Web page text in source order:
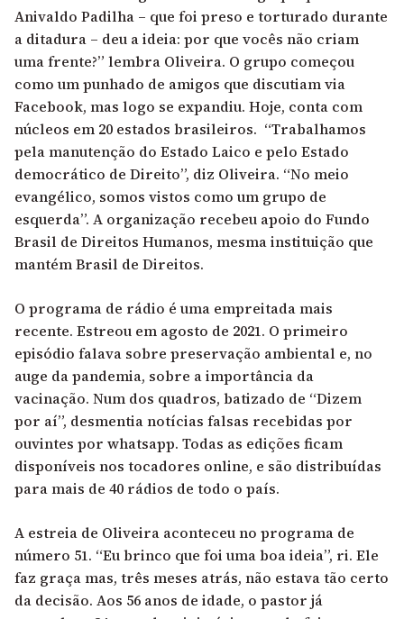
Anivaldo Padilha – que foi preso e torturado durante
a ditadura – deu a ideia: por que vocês não criam
uma frente?” lembra Oliveira. O grupo começou
como um punhado de amigos que discutiam via
Facebook, mas logo se expandiu. Hoje, conta com
núcleos em 20 estados brasileiros. “Trabalhamos
pela manutenção do Estado Laico e pelo Estado
democrático de Direito”, diz Oliveira. “No meio
evangélico, somos vistos como um grupo de
esquerda”. A organização recebeu apoio do Fundo
Brasil de Direitos Humanos, mesma instituição que
mantém Brasil de Direitos.
O programa de rádio é uma empreitada mais
recente. Estreou em agosto de 2021. O primeiro
episódio falava sobre preservação ambiental e, no
auge da pandemia, sobre a importância da
vacinação. Num dos quadros, batizado de “Dizem
por aí”, desmentia notícias falsas recebidas por
ouvintes por whatsapp. Todas as edições ficam
disponíveis nos tocadores online, e são distribuídas
para mais de 40 rádios de todo o país.
A estreia de Oliveira aconteceu no programa de
número 51. “Eu brinco que foi uma boa ideia”, ri. Ele
faz graça mas, três meses atrás, não estava tão certo
da decisão. Aos 56 anos de idade, o pastor já